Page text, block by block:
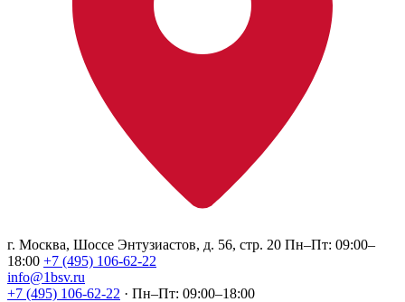
г. Москва, Шоссе Энтузиастов, д. 56, стр. 20 Пн–Пт: 09:00–
18:00 +7 (495) 106-62-22
info@1bsv.ru
+7 (495) 106-62-22 · Пн–Пт: 09:00–18:00